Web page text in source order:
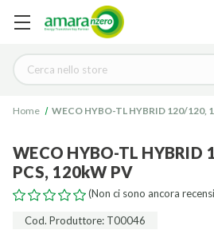
Cerca
Home WECO HYBO-TL HYBRID 120/120,
WECO HYBO-TL HYBRID 120/120, 120kW
PCS, 120kW PV
(Non ci sono ancora
Cod. Produttore: T00046